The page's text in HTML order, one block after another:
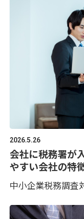
2026.5.26
会社に税務署が
やすい会社の特
中小企業税務調査